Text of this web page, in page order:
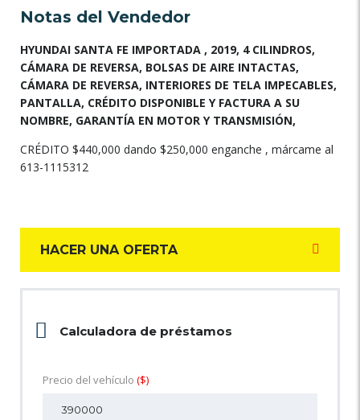
Notas del Vendedor
HYUNDAI SANTA FE IMPORTADA , 2019, 4 CILINDROS,
CÁMARA DE REVERSA, BOLSAS DE AIRE INTACTAS,
CÁMARA DE REVERSA, INTERIORES DE TELA IMPECABLES,
PANTALLA, CRÉDITO DISPONIBLE Y FACTURA A SU
NOMBRE, GARANTÍA EN MOTOR Y TRANSMISIÓN,
CRÉDITO $440,000 dando $250,000 enganche , márcame al
613-1115312
HACER UNA OFERTA
Calculadora de préstamos
Precio del vehículo ($)